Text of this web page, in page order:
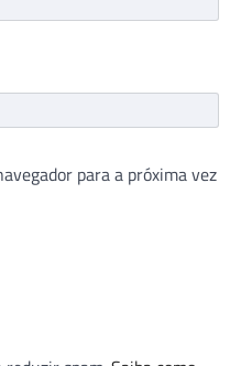
para a próxima vez